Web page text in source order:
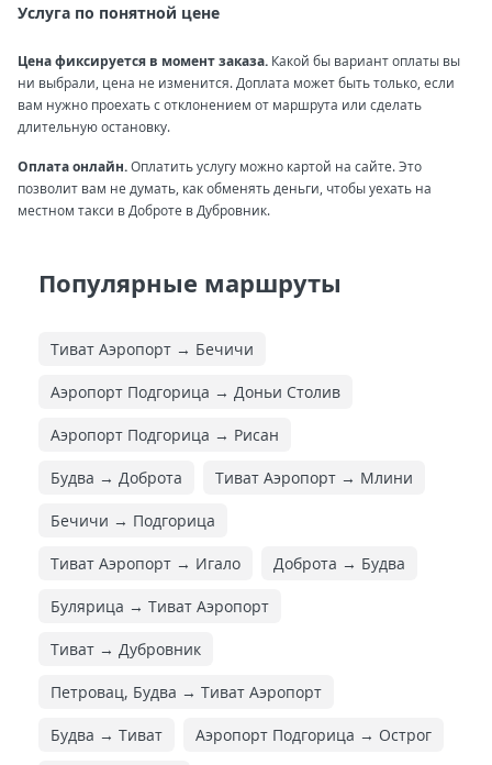
Услуга по понятной цене
Цена фиксируется в момент заказа. Какой бы вариант оплаты вы
ни выбрали, цена не изменится. Доплата может быть только, если
вам нужно проехать с отклонением от маршрута или сделать
длительную остановку.
Оплата онлайн.Оплатить услугу можно картой на сайте. Это
позволит вам не думать, как обменять деньги, чтобы уехать на
местном такси в Доброте в Дубровник.
Популярные маршруты
Тиват Аэропорт → Бечичи
Аэропорт Подгорица → Доньи Столив
Аэропорт Подгорица → Рисан
Будва → Доброта Тиват Аэропорт → Млини
Бечичи → Подгорица
Тиват Аэропорт → Игало Доброта → Будва
Булярица → Тиват Аэропорт
Тиват → Дубровник
Петровац, Будва → Тиват Аэропорт
Будва → Тиват Аэропорт Подгорица → Острог